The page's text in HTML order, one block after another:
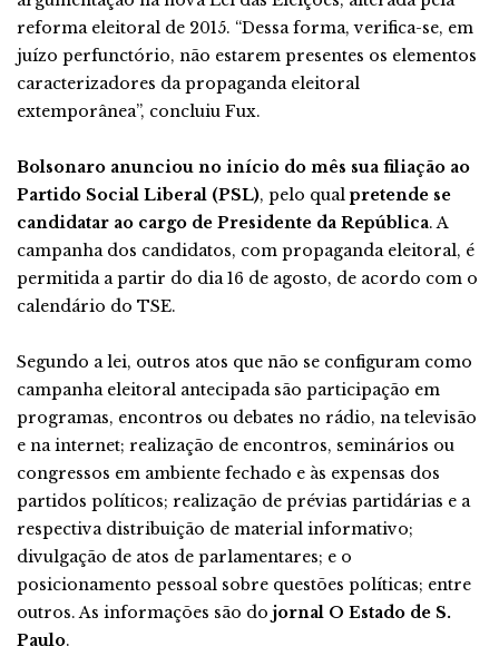
reforma eleitoral de 2015. “Dessa forma, verifica-se, em
juízo perfunctório, não estarem presentes os elementos
caracterizadores da propaganda eleitoral
extemporânea”, concluiu Fux.
Bolsonaro anunciou no início do mês sua filiação ao
Partido Social Liberal (PSL), pelo qualpretende se
candidatar ao cargo de Presidente da República. A
campanha dos candidatos, com propaganda eleitoral, é
permitida a partir do dia 16 de agosto, de acordo com o
calendário do TSE.
Segundo a lei, outros atos que não se configuram como
campanha eleitoral antecipada são participação em
programas, encontros ou debates no rádio, na televisão
e na internet; realização de encontros, seminários ou
congressos em ambiente fechado e às expensas dos
partidos políticos; realização de prévias partidárias e a
respectiva distribuição de material informativo;
divulgação de atos de parlamentares; e o
posicionamento pessoal sobre questões políticas; entre
outros. As informações são do jornal O Estado de S.
Paulo.